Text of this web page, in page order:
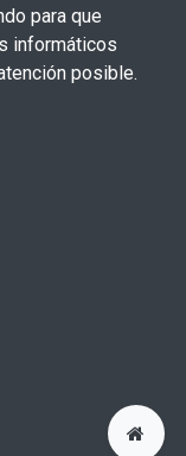
para que
informáticos
posible.